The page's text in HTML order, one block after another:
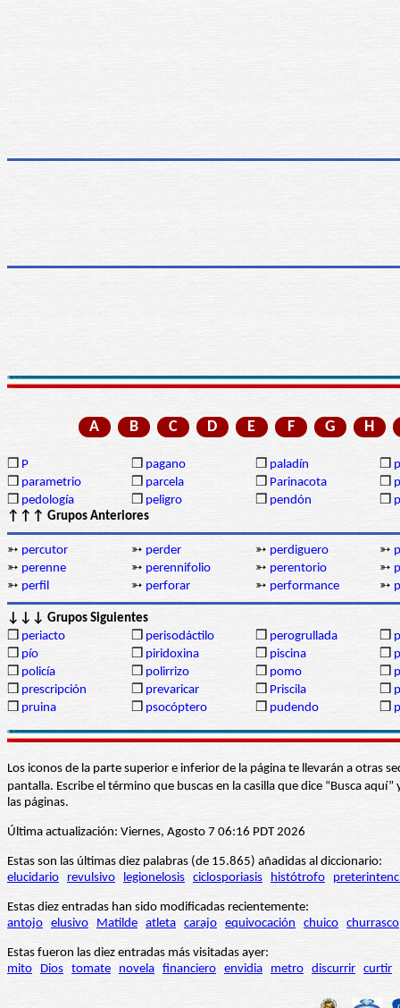
A B C D E F G H
❒ P ❒ pagano ❒ paladín ❒
❒ parametrio ❒ parcela ❒ Parinacota ❒
❒ pedología ❒ peligro ❒ pendón ❒
↑↑↑ Grupos Anteriores
➳ percutor ➳ perder ➳ perdiguero ➳
➳ perenne ➳ perennifolio ➳ perentorio ➳
➳ perfil ➳ perforar ➳ performance ➳
↓↓↓ Grupos Siguientes
❒ periacto ❒ perisodáctilo ❒ perogrullada ❒
❒ pío ❒ piridoxina ❒ piscina ❒
❒ policía ❒ polirrizo ❒ pomo ❒
❒ prescripción ❒ prevaricar ❒ Priscila ❒
❒ pruina ❒ psocóptero ❒ pudendo ❒
Los iconos de la parte superior e inferior de la página te llevarán a otras
pantalla. Escribe el término que buscas en la casilla que dice “Busca
las páginas.
Última actualización: Viernes, Agosto 7 06:16 PDT 2026
Estas son las últimas diez palabras (de 15.865) añadidas al diccionario:
elucidario
revulsivo legionelosis ciclosporiasis histótrofo
Estas diez entradas han sido modificadas recientemente:
antojo elusivo Matilde atleta carajo equivocación chuico churrasco
Estas fueron las diez entradas más visitadas ayer:
mito
Dios tomate novela financiero envidia metro discurrir curtir